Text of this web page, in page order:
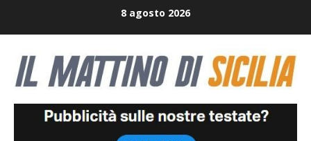
8 agosto 2026